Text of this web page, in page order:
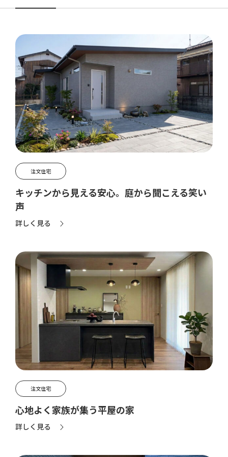
山口店の見学予約はこちら
資料請求はこちら
定期点検受付予約はこちら
注文住宅
キッチンから見える安心。庭から聞こえる笑い
声
詳しく見る
注文住宅
心地よく家族が集う平屋の家
詳しく見る